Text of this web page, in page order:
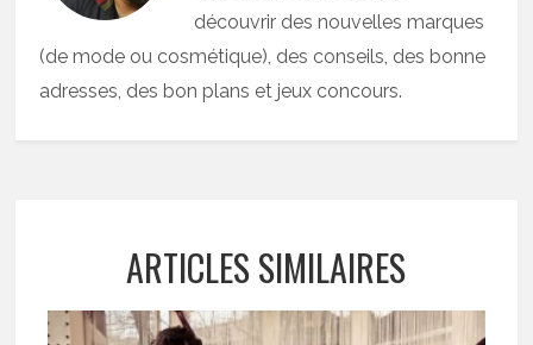
découvrir des nouvelles marques
(de mode ou cosmétique), des conseils, des bonne
adresses, des bon plans et jeux concours.
ARTICLES SIMILAIRES